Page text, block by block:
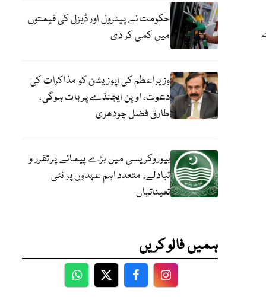
حکومت نے پیٹرول اور ڈیزل کی قیمتوں
میں کمی کر دی
وزیراعظم کی اپوزیشن کو مذاکرات کی
دعوت، اوپن ایجنڈے پر بات ہوگی،
طارق فضل چودھری
بیوروکریسی میں بڑے پیمانے پر تقرر و
تبادلے، متعدد اہم عہدوں پر نئی
تعیناتیاں
ہمیں فالو کریں
WhatsApp
TwitterFacebookFacebook